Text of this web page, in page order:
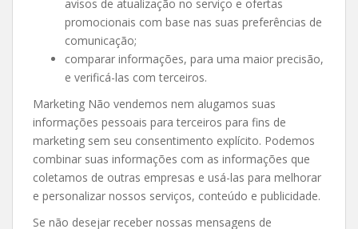
avisos de atualização no serviço e ofertas
promocionais com base nas suas preferências de
comunicação;
comparar informações, para uma maior precisão,
e verificá-las com terceiros.
Marketing Não vendemos nem alugamos suas
informações pessoais para terceiros para fins de
marketing sem seu consentimento explícito. Podemos
combinar suas informações com as informações que
coletamos de outras empresas e usá-las para melhorar
e personalizar nossos serviços, conteúdo e publicidade.
Se não desejar receber nossas mensagens de